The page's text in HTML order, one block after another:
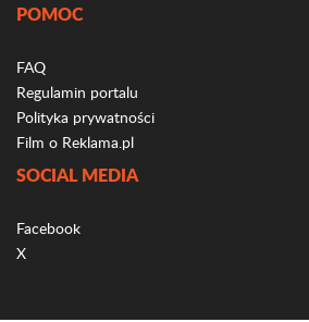
POMOC
FAQ
Regulamin portalu
Polityka prywatności
Film o Reklama.pl
SOCIAL MEDIA
Facebook
X